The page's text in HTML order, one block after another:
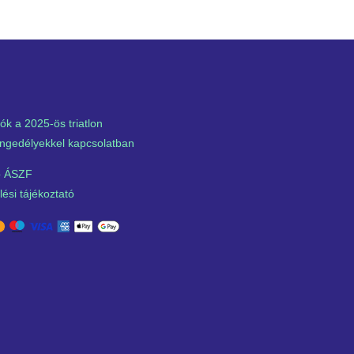
a 2025-ös triatlon
kapcsolatban
ÁSZF
tájékoztató